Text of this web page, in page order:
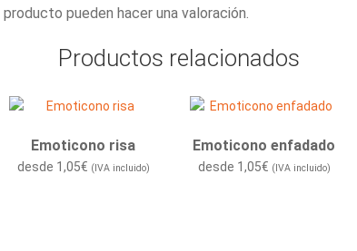
pueden hacer una valoración.
Productos relacionados
Emoticono risa
desde 1,05€ (IVA incluido)
Emoticono enfadado
desde 1,05€ (IVA incluido)